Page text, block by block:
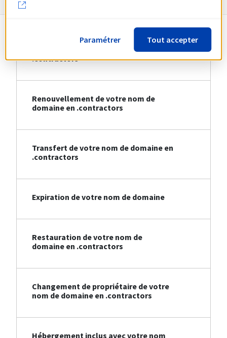
Création de votre nom de domaine en
.contractors
Renouvellement de votre nom de
domaine en .contractors
Transfert de votre nom de domaine en
.contractors
Expiration de votre nom de domaine
Restauration de votre nom de
domaine en .contractors
Changement de propriétaire de votre
nom de domaine en .contractors
Hébergement inclus avec votre nom
Paramétrer Tout accepter